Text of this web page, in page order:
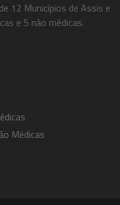
12 Municípios de Assis e
e 5 não médicas.
Médicas